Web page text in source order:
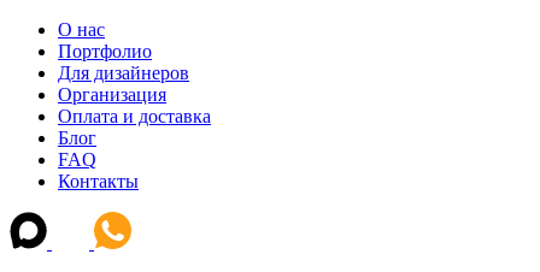
О нас
Портфолио
Для дизайнеров
Организация
Оплата и доставка
Блог
FAQ
Контакты